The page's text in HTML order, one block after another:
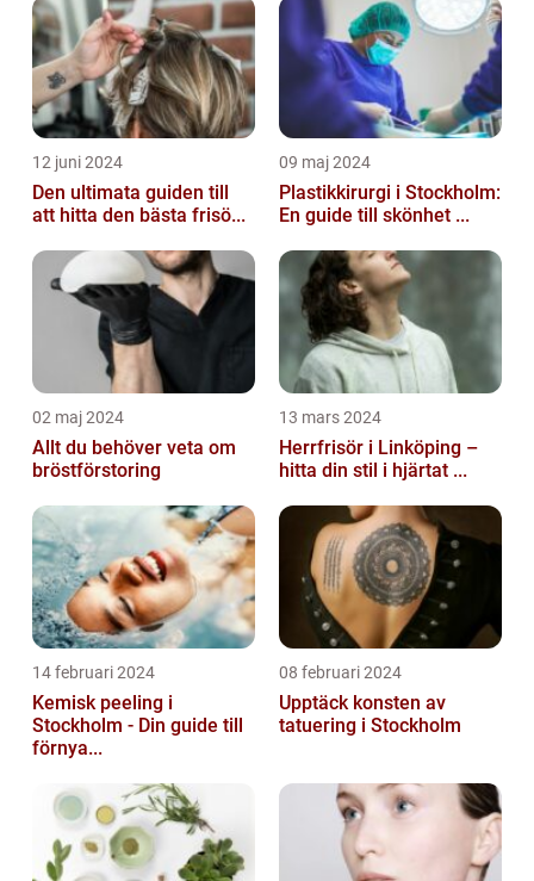
12 juni 2024
Den ultimata guiden till
att hitta den bästa frisö...
09 maj 2024
Plastikkirurgi i Stockholm:
En guide till skönhet ...
02 maj 2024
Allt du behöver veta om
bröstförstoring
13 mars 2024
Herrfrisör i Linköping –
hitta din stil i hjärtat ...
14 februari 2024
Kemisk peeling i
Stockholm - Din guide till
förnya...
08 februari 2024
Upptäck konsten av
tatuering i Stockholm